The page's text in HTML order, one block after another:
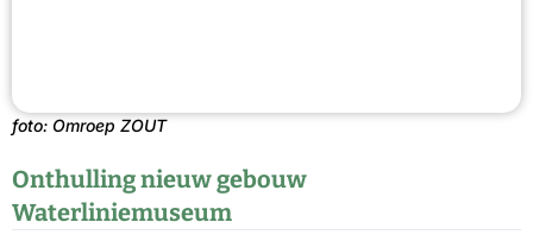
foto: Omroep ZOUT
Onthulling nieuw gebouw
Waterliniemuseum